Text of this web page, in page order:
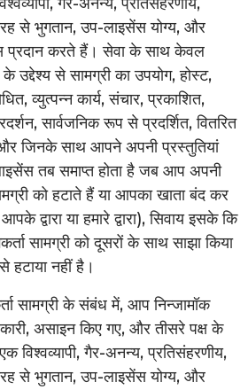
से भुगतान, उप-लाइसेंस योग्य, और
प्रदान करते हैं। सेवा के साथ केवल
उद्देश्य से सामग्री का उपयोग, होस्ट,
व्युत्पन्न कार्य, संचार, प्रकाशित,
सार्वजनिक रूप से प्रदर्शित, वितरित
जिनके साथ आपने अपनी प्रस्तुतियां
तब समाप्त होता है जब आप अपनी
को हटाते हैं या आपका खाता बंद कर
द्वारा या हमारे द्वारा), सिवाय इसके कि
सामग्री को दूसरों के साथ साझा किया
हटाया नहीं है।
सामग्री के संबंध में, आप निन्जामॉक
असाइन किए गए, और तीसरे पक्ष के
विश्वव्यापी, गैर-अनन्य, प्रतिसंहरणीय,
से भुगतान, उप-लाइसेंस योग्य, और